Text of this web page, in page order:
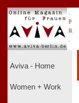
P
R
Aviva - Home
Women + Work